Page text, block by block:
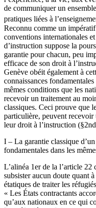
de communiquer un
pratiques liées à
Reconnu comme un
conventions internationales
d’instruction suppose la
garantie pour chacun, peu
efficace de son droit à
Genève obéit également à
connaissances
mêmes conditions que les
recevoir un traitement au
classiques. Ceci prouve que
particulière, peuvent
leur droit à l’instruction
I – La garantie classique
fondamentales dans les
L’alinéa 1er de la l’article
subsister aucun doute quant
étatiques de traiter les
« Les États contractants
qu’aux nationaux en ce qui